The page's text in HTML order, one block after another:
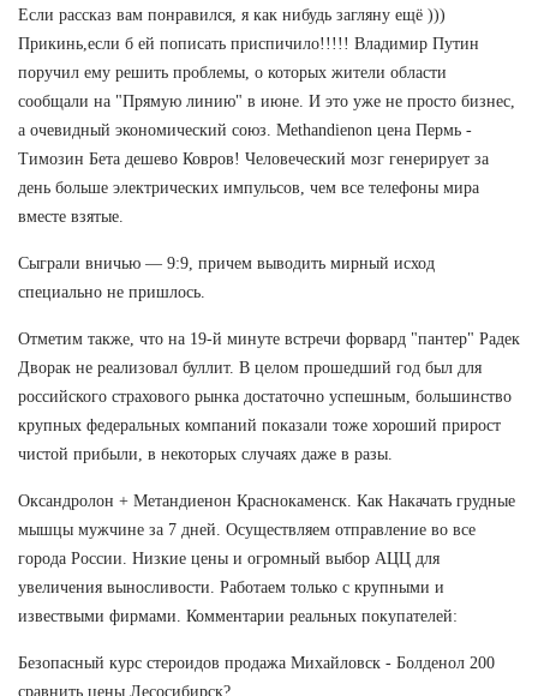
Если рассказ вам понравился, я как нибудь загляну ещё )))
Прикинь,если б ей пописать приспичило!!!!! Владимир Путин
поручил ему решить проблемы, о которых жители области
сообщали на "Прямую линию" в июне. И это уже не просто бизнес,
а очевидный экономический союз. Methandienon цена Пермь -
Tимозин Бета дешево Ковров! Человеческий мозг генерирует за
день больше электрических импульсов, чем все телефоны мира
вместе взятые.
Сыграли вничью — 9:9, причем выводить мирный исход
специально не пришлось.
Отметим также, что на 19-й минуте встречи форвард "пантер" Радек
Дворак не реализовал буллит. В целом прошедший год был для
российского страхового рынка достаточно успешным, большинство
крупных федеральных компаний показали тоже хороший прирост
чистой прибыли, в некоторых случаях даже в разы.
Оксандролон + Метандиенон Краснокаменск. Как Накачать грудные
мышцы мужчине за 7 дней. Осуществляем отправление во все
города России. Низкие цены и огромный выбор АЦЦ для
увеличения выносливости. Работаем только с крупными и
извествыми фирмами. Комментарии реальных покупателей:
Безопасный курс стероидов продажа Михайловск - Болденол 200
сравнить цены Лесосибирск?